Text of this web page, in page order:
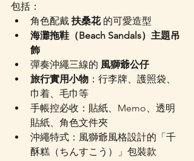
包括：
角色配戴 扶桑花 的可愛造型
海灘拖鞋（Beach Sandals）主題吊
飾
彈奏沖繩三線的 風獅爺公仔
旅行實用小物 ：行李牌、護照袋、
巾着、毛巾等
手帳控必收：貼紙、Memo、透明
貼紙、角色文件夾
沖繩特式：風獅爺風格設計的「千
酥糕（ちんすこう）」包裝款